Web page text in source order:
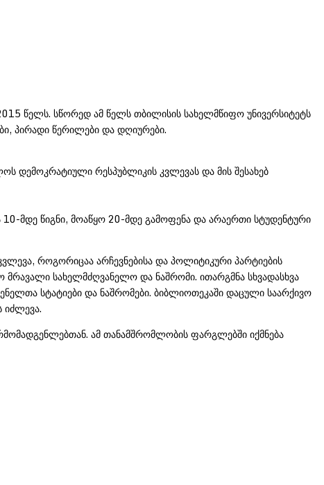
წელს. სწორედ ამ წელს თბილისის სახელმწიფო უნივერსიტეტს
პირადი წერილები და დღიურები.
დემოკრატიული რესპუბლიკის კვლევას და მის შესახებ
მდე წიგნი, მოაწყო 20-მდე გამოფენა და არაერთი სტუდენტური
როგორიცაა არჩევნებისა და პოლიტიკური პარტიების
სახელმძღვანელო და ნაშრომი. ითარგმნა სხვადასხვა
სტატიები და ნაშრომები. ბიბლიოთეკაში დაცული საარქივო
იძლევა.
ამ თანამშრომლობის ფარგლებში იქმნება